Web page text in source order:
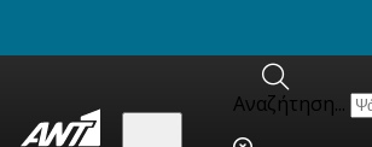
Skip to content
Αναζήτηση...